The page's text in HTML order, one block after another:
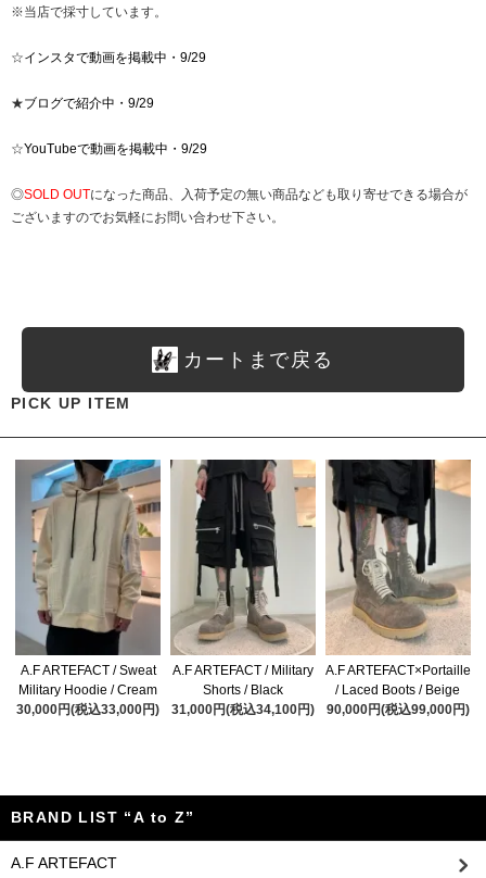
※当店で採寸しています。
☆インスタで動画を掲載中・9/29
★ブログで紹介中・9/29
☆YouTubeで動画を掲載中・9/29
◎SOLD OUTになった商品、入荷予定の無い商品なども取り寄せできる場合が
ございますのでお気軽にお問い合わせ下さい。
カートまで戻る
PICK UP ITEM
A.F ARTEFACT / Sweat
Military Hoodie / Cream
30,000円(税込33,000円)
A.F ARTEFACT / Military
Shorts / Black
31,000円(税込34,100円)
A.F ARTEFACT×Portaille
/ Laced Boots / Beige
90,000円(税込99,000円)
BRAND LIST “A to Z”
A.F ARTEFACT